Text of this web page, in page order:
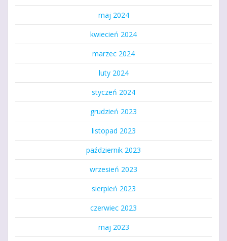
maj 2024
kwiecień 2024
marzec 2024
luty 2024
styczeń 2024
grudzień 2023
listopad 2023
październik 2023
wrzesień 2023
sierpień 2023
czerwiec 2023
maj 2023